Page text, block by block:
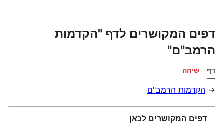
דפים המקושרים לדף "הקדמות
הרמב"ם"
דף שיחה
→ הקדמות הרמב"ם
דפים המקושרים לכאן